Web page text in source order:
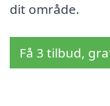
dit område.
Få 3 tilbud,